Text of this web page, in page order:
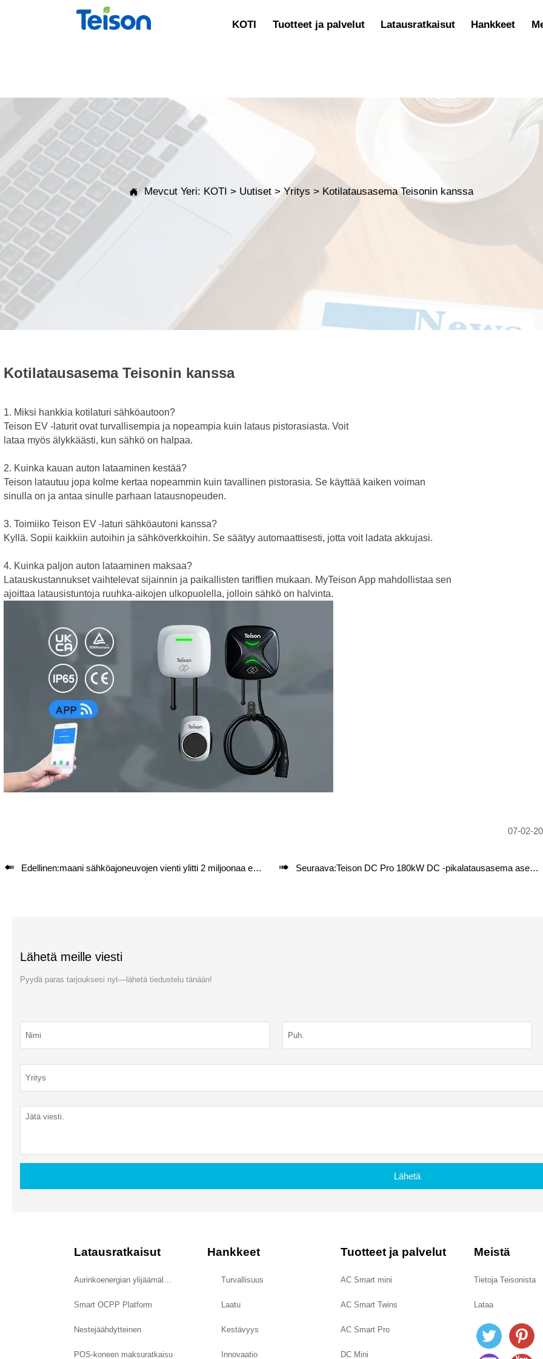
KOTI Tuotteet ja palvelut Latausratkaisut Hankkeet
 Mevcut Yeri: KOTI > Uutiset >Yritys > Kotilatausasema Teisonin kanssa
Kotilatausasema Teisonin kanssa
1. Miksi hankkia kotilaturi sähköautoon?
Teison EV -laturit ovat turvallisempia ja nopeampia kuin lataus pistorasiasta. Voit
lataa myös älykkäästi, kun sähkö on halpaa.
2. Kuinka kauan auton lataaminen kestää?
Teison latautuu jopa kolme kertaa nopeammin kuin tavallinen pistorasia. Se käyttää kaiken voiman
sinulla on ja antaa sinulle parhaan latausnopeuden.
3. Toimiiko Teison EV -laturi sähköautoni kanssa?
Kyllä. Sopii kaikkiin autoihin ja sähköverkkoihin. Se säätyy automaattisesti, jotta voit ladata akkujasi.
4. Kuinka paljon auton lataaminen maksaa?
Latauskustannukset vaihtelevat sijainnin ja paikallisten tariffien mukaan. MyTeison App mahdollistaa sen
ajoittaa latausistuntoja ruuhka-aikojen ulkopuolella, jolloin sähkö on halvinta.
07-02-
 Edellinen:maani sähköajoneuvojen vienti ylitti 2 miljoonaa ensimmäistä kertaa vuonna 2024  Seuraava:Teison DC Pro 180kW DC -pikalatausasema asennettuna Etelä-Amerikkaan, 2025
Lähetä meille viesti
Pyydä paras tarjouksesi nyt—lähetä tiedustelu tänään!
Lähetä
Latausratkaisut
Aurinkoenergian ylijäämälataus
Smart OCPP Platform
Nestejäähdytteinen
POS-koneen maksuratkaisu
Hankkeet
Turvallisuus
Laatu
Kestävyys
Innovaatio
Tuotteet ja palvelut
AC Smart mini
AC Smart Twins
AC Smart Pro
DC Mini
Meistä
Tietoja Teisonista
Lataa